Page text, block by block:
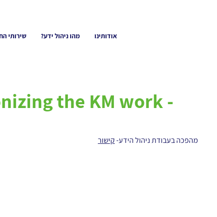
אודותינו מהו ניהול ידע? שירותי
the KM work -
מהפכה בעבודת ניהול הידע-קישור